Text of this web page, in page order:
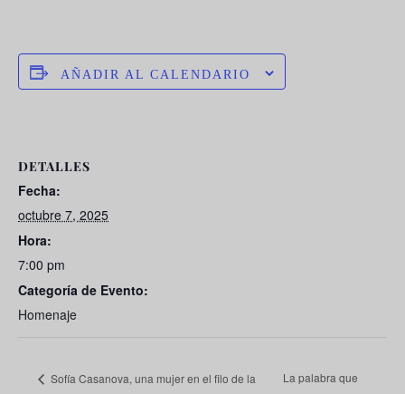
AÑADIR AL CALENDARIO
DETALLES
Fecha:
octubre 7, 2025
Hora:
7:00 pm
Categoría de Evento:
Homenaje
Sofía Casanova, una mujer en el filo de la
La palabra que